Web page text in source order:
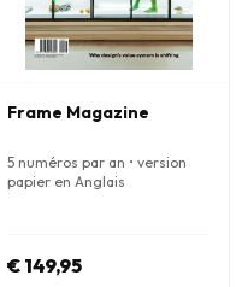
Frame Magazine
5 numéros par an • version
papier en Anglais
€ 149,95